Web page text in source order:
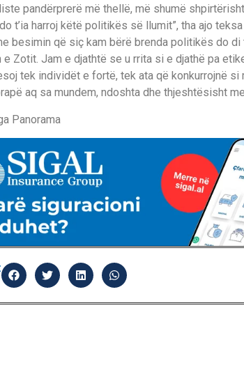
pandërprerë më thellë, më shumë
t’ia harroj këtë politikës së llumit”, tha ajo
besimin që siç kam bërë brenda politikës do
e Zotit. Jam e djathtë se u rrita si e djathë pa
tek individët e fortë, tek ata që konkurrojnë
aq sa mundem, ndoshta dhe thjeshtësisht
Panorama